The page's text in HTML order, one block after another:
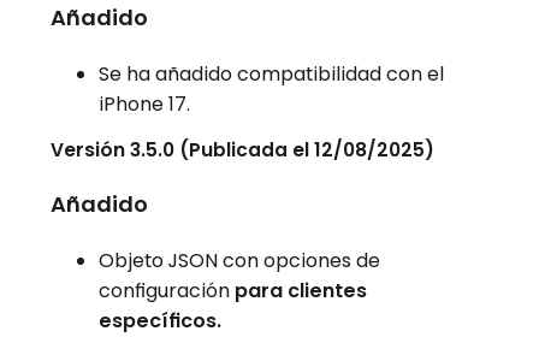
Añadido
Se ha añadido compatibilidad con el
iPhone 17.
Versión 3.5.0 (Publicada el 12/08/2025)
Añadido
Objeto JSON con opciones de
configuración para clientes
específicos.